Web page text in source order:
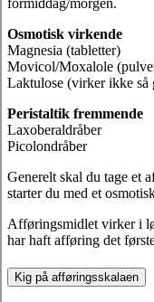
Osmotisk virkende
Magnesia (tabletter)
Movicol/Moxalole
Laktulose (virker ikke så
Peristaltik fremmende
Laxoberaldråber
Picolondråber
Generelt skal du tage et
starter du med et
Afføringsmidlet virker i
har haft afføring det
Kig på afføringsskalaen